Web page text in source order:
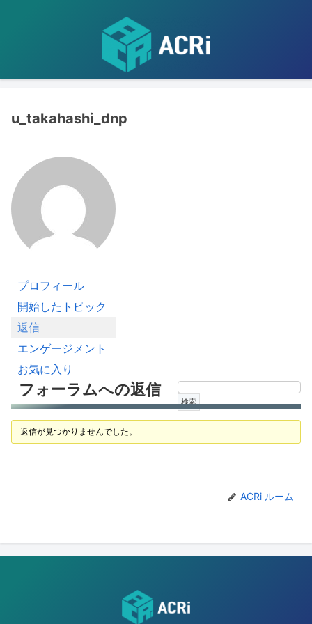
u_takahashi_dnp
プロフィール
開始したトピック
返信
エンゲージメント
お気に入り
フォーラムへの返信
返信が見つかりませんでした。
ACRi ルーム